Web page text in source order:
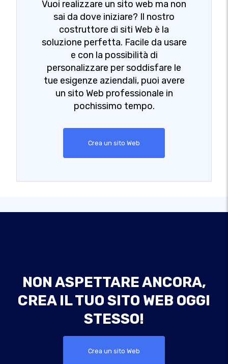
Vuoi realizzare un sito web ma non
sai da dove iniziare? Il nostro
costruttore di siti Web è la
soluzione perfetta. Facile da usare
e con la possibilità di
personalizzare per soddisfare le
tue esigenze aziendali, puoi avere
un sito Web professionale in
pochissimo tempo.
Crea un sito Web
NON ASPETTARE ANCORA,
CREA IL TUO SITO WEB OGGI
STESSO!
Crea un sito Web